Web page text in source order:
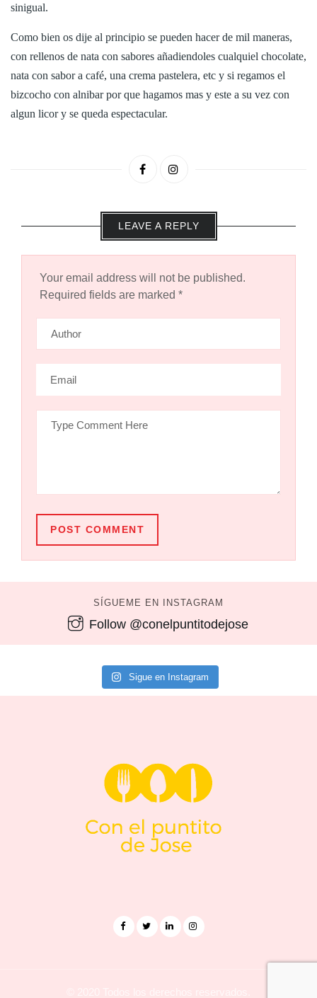
sinigual.
Como bien os dije al principio se pueden hacer de mil maneras,
con rellenos de nata con sabores añadiendoles cualquiel chocolate,
nata con sabor a café, una crema pastelera, etc y si regamos el
bizcocho con alnibar por que hagamos mas y este a su vez con
algun licor y se queda espectacular.
LEAVE A REPLY
Your email address will not be published.
Required fields are marked *
POST COMMENT
SÍGUEME EN INSTAGRAM
Follow @conelpuntitodejose
Sigue en Instagram